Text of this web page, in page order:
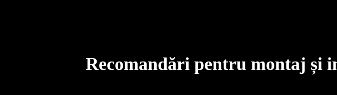
Recomandări pentru montaj și